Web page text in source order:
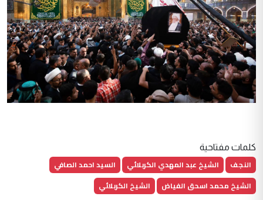
كلمات مفتاحية
النجف الشيخ عبد المهدي الكربلائي
السيد احمد الصافي
الشيخ محمد اسحق الفياض
الشيخ الكربلائي